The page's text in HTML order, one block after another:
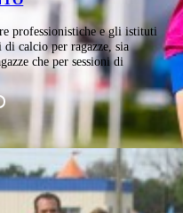
professionistiche e gli istituti
calcio per ragazze, sia
che per sessioni di